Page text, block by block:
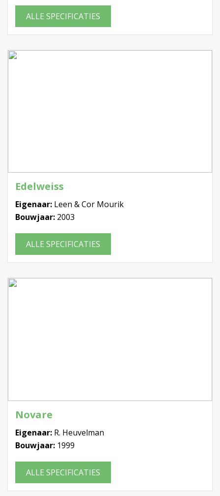
ALLE SPECIFICATIES
Edelweiss
Eigenaar: Leen & Cor Mourik
Bouwjaar: 2003
ALLE SPECIFICATIES
Novare
Eigenaar: R. Heuvelman
Bouwjaar: 1999
ALLE SPECIFICATIES